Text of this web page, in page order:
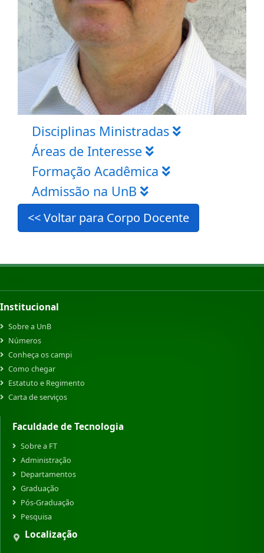
Disciplinas Ministradas
Áreas de Interesse
Formação Acadêmica
Admissão na UnB
<< Voltar para Corpo Docente
Institucional
Sobre a UnB
Números
Conheça os campi
Como chegar
Estatuto e Regimento
Carta de serviços
Faculdade de Tecnologia
Sobre a FT
Administração
Departamentos
Graduação
Pós-Graduação
Pesquisa
Localização